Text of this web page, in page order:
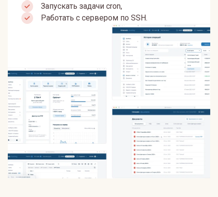
Запускать задачи cron,
Работать с сервером по SSH.